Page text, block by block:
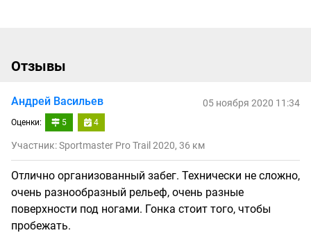
Отзывы
Андрей Васильев
Оценки: 5 4
05 ноября 2020 11:34
Участник: Sportmaster Pro Trail 2020, 36 км
Отлично организованный забег. Технически не сложно,
очень разнообразный рельеф, очень разные
поверхности под ногами. Гонка стоит того, чтобы
пробежать.